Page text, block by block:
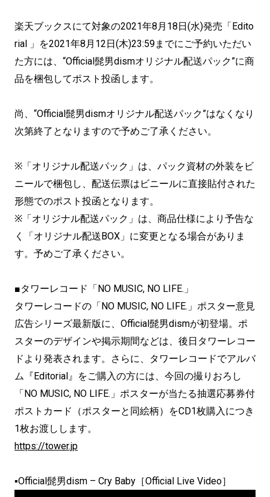
楽天ブックスにて対象の2021年8月18日(水)発売「Edito
rial 」を2021年8月12日(木)23:59までにご予約いただい
た方には、“Official髭男dismオリジナル配送パック”に商
品を梱包してポスト投函します。
尚、“Official髭男dismオリジナル配送パック”はなくなり
次第終了となりますので予めご了承ください。
※「オリジナル配送パック」は、パック資材の外装をビ
ニールで梱包し、配送伝票はビニールに直接貼付された
形態でのポスト投函となります。
※「オリジナル配送パック」は、商品仕様により予告な
く「オリジナル配送BOX」に変更となる場合がありま
す。予めご了承ください。
■タワーレコード「NO MUSIC, NO LIFE.」
タワーレコードの「NO MUSIC, NO LIFE.」ポスター意見
広告シリーズ最新版に、Official髭男dismが初登場。ポ
スターのデザインや掲示期間などは、後日タワーレコー
ドより発表されます。さらに、タワーレコードでアルバ
ム『Editorial』をご購入の方には、今回の撮りおろし
「NO MUSIC, NO LIFE.」ポスターが当たる抽選応募券付
ポストカード（ポスターと同絵柄）をCD1枚購入につき
1枚お渡しします。
https://tower.jp
▪Official髭男dism – Cry Baby［Official Live Video］